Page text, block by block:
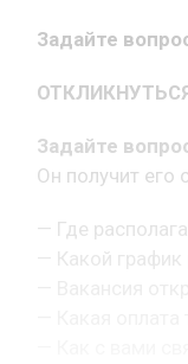
Задайте
Задайте
Он получит его
— Где
— Какой график